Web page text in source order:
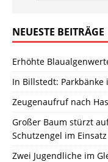
NEUESTE BEITRÄGE
Erhöhte
In Billstedt: Parkbänke
Zeugenaufruf nach
Großer Baum stürzt
Schutzengel im Einsatz
Zwei Jugendliche im